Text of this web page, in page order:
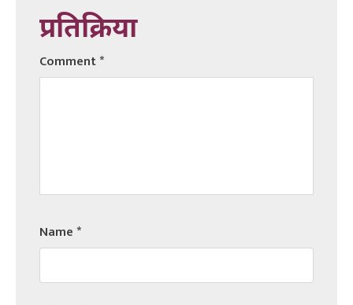
प्रतिक्रिया
Comment*
Name*